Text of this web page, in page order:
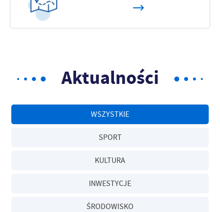
Aktualności
WSZYSTKIE
SPORT
KULTURA
INWESTYCJE
ŚRODOWISKO